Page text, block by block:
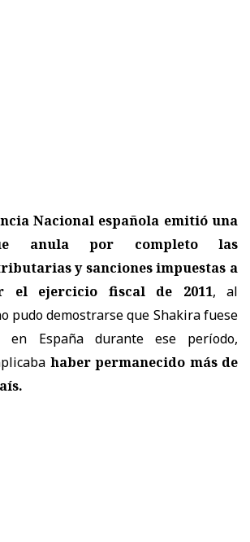
Nacional española emitió una
anula por completo las
y sanciones impuestas a
el ejercicio fiscal de 2011, al
pudo demostrarse que Shakira fuese
en España durante ese período,
haber permanecido más de